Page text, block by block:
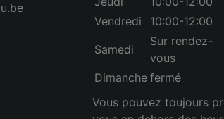
Vendredi
10:00-12:00
Samedi
Sur rendez-
vous
Dimanche fermé
Vous pouvez toujours